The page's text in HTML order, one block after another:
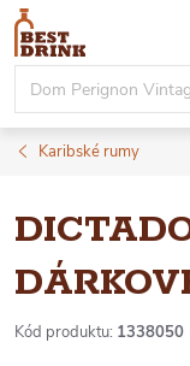
Přejít
obsah
Karibské rumy
Kód produktu: 1338050